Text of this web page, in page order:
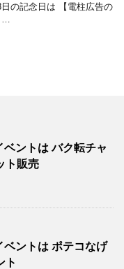
の記念日は 【電柱広告の
ントは バク転チャ
ト販売
ントは ポテコなげ
ト